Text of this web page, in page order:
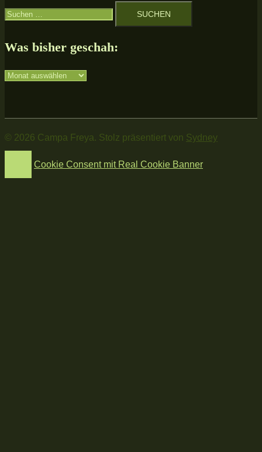
Suchen
nach:
Was bisher geschah:
Was
© 2026 Campa Freya. Stolz präsentiert von Sydney
Cookie Consent mit Real Cookie Banner